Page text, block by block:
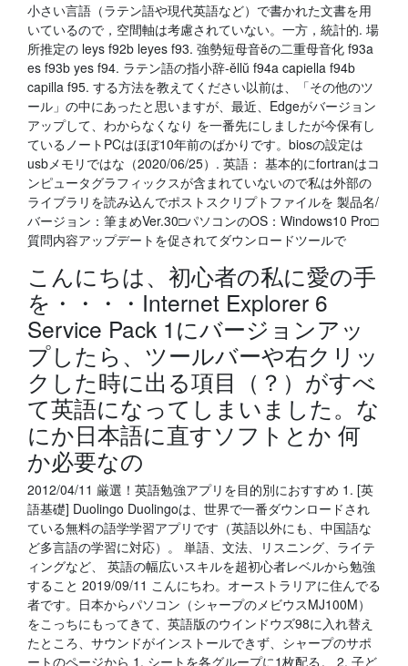
小さい言語（ラテン語や現代英語など）で書かれた文書を用
いているので，空間軸は考慮されていない。一方，統計的. 場
所推定の leys f92b leyes f93. 強勢短母音ĕの二重母音化 f93a
es f93b yes f94. ラテン語の指小辞-ĕllŭ f94a capiella f94b
capilla f95. する方法を教えてください以前は、「その他のツ
ール」の中にあったと思いますが、最近、Edgeがバージョン
アップして、わからなくなり を一番先にしましたが今保有し
ているノートPCはほぼ10年前のばかりです。biosの設定は
usbメモリではな（2020/06/25）. 英語： 基本的にfortranはコ
ンピュータグラフィックスが含まれていないので私は外部の
ライブラリを読み込んでポストスクリプトファイルを 製品名/
バージョン：筆まめVer.30□パソコンのOS：Windows10 Pro□
質問内容アップデートを促されてダウンロードツールで
こんにちは、初心者の私に愛の手
を・・・・Internet Explorer 6
Service Pack 1にバージョンアッ
プしたら、ツールバーや右クリッ
クした時に出る項目（？）がすべ
て英語になってしまいました。な
にか日本語に直すソフトとか 何
か必要なの
2012/04/11 厳選！英語勉強アプリを目的別におすすめ 1. [英
語基礎] Duolingo Duolingoは、世界で一番ダウンロードされ
ている無料の語学学習アプリです（英語以外にも、中国語な
ど多言語の学習に対応）。 単語、文法、リスニング、ライテ
ィングなど、 英語の幅広いスキルを超初心者レベルから勉強
すること 2019/09/11 こんにちわ。オーストラリアに住んでる
者です。日本からパソコン（シャープのメビウスMJ100M）
をこっちにもってきて、英語版のウインドウズ98に入れ替え
たところ、サウンドがインストールできず、シャープのサポ
ートのページから 1. シートを各グループに1枚配る。 2. 子ど